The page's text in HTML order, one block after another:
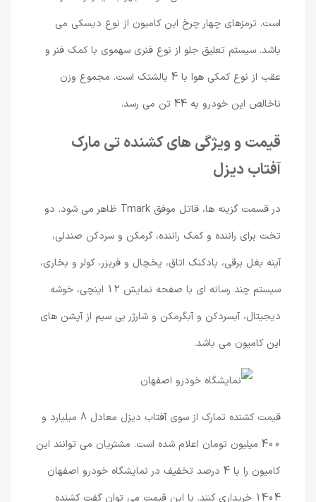
است. ترمزهای چهار چرخ این کامیون از نوع دیسکی می
باشد. سیستم تعلیق جلو از نوع فنری سهموی با کمک فنر و
عقب از نوع کمکی هوا با 4 بالشتک است. مجموع وزن
ناخالص این خودرو به 44 تن می رسد.
قیمت و ویژگی های کشنده تی مارک
آفتاب دیزل
در قسمت گزینه ها، قاتل موفق Tmark ظاهر می شود. دو
تخت برای راننده و کمک راننده، گرمکن و سردکن صندلی،
آینه بغل برقی، بادکنک اتاق، یخچال و فریزر، کولر و بخاری،
سیستم چند رسانه ای با صفحه نمایش 12 اینچی، خوشه
دیجیتال، آبسردکن و آبگرمکن و شارژر بی سیم از آپشن های
این کامیون می باشد.
قیمت کشنده تمارک از سوی آفتاب دیزل معادل 8 میلیارد و
400 میلیون تومان اعلام شده است. مشتریان می توانند این
کامیون را با 4 درصد تخفیف در نمایشگاه خودرو اصفهان
1404 خریداری کنند. با این قیمت می توان گفت کشنده